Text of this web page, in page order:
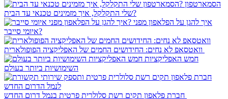
הסמארטפון
שלי התקלקל, איך מזמינים טכנאי עד הבית?
איך להגן על הפלאפון מפני
איומי סייבר?
חמש האפליקציות
השימושיות ביותר בעולם